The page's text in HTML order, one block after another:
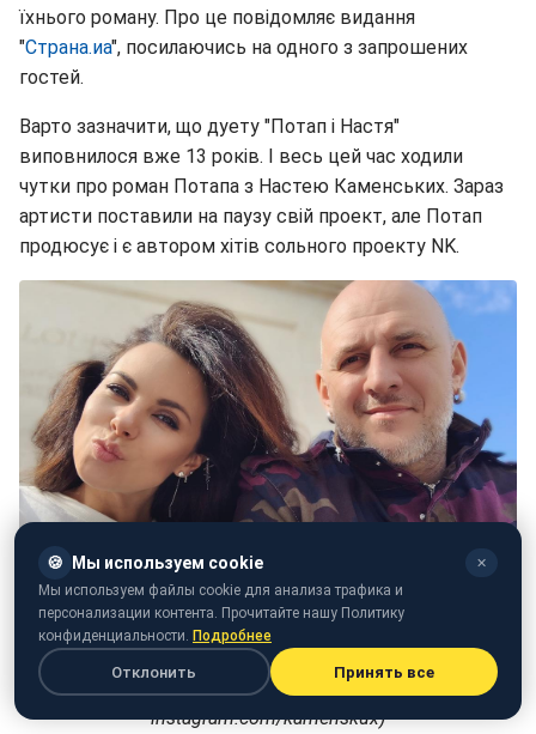
їхнього роману. Про це повідомляє видання
"Страна.иа", посилаючись на одного з запрошених
гостей.
Варто зазначити, що дуету "Потап і Настя"
виповнилося вже 13 років. І весь цей час ходили
чутки про роман Потапа з Настею Каменських. Зараз
артисти поставили на паузу свій проект, але Потап
продюсує і є автором хітів сольного проекту NK.
Потап і Настя зіграють весілля в кінці травня (фото:
instagram.com/kamenskux)
🍪 Мы используем cookie ✕
Мы используем файлы cookie для анализа трафика и
персонализации контента. Прочитайте нашу Политику
конфиденциальности. Подробнее
Отклонить Принять все